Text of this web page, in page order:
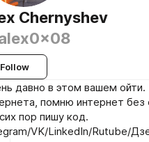
Chernyshev
Follow
давно в этом вашем
помню интернет без
пор пишу код.
VK/LinkedIn/Rutube/